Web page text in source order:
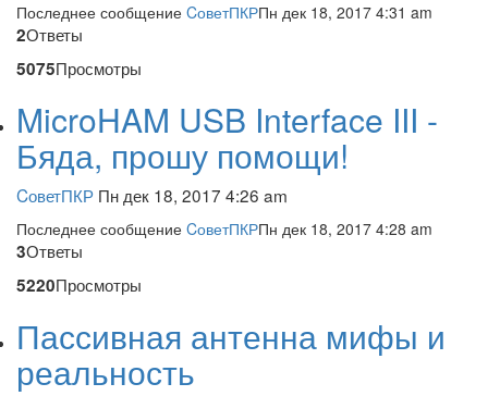
Последнее сообщение CоветПКРПн дек 18, 2017 4:31 am
2Ответы
5075Просмотры
MicroHAM USB Interface III -
Бяда, прошу помощи!
CоветПКР Пн дек 18, 2017 4:26 am
Последнее сообщение CоветПКРПн дек 18, 2017 4:28 am
3Ответы
5220Просмотры
Пассивная антенна мифы и
реальность